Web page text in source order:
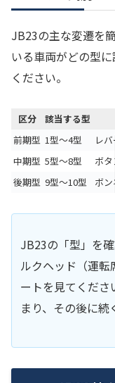
JB23の主な変遷を
いる車両がどの型
ください。
区分 該当する型
前期型 1型〜4型
レ
中期型 5型〜8型
ボ
後期型 9型〜10型 ボ
JB23の「型」を
ルクヘッド（運
ートを見てくだ
まり、その後に続